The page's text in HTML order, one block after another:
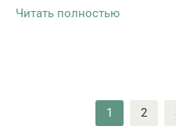
Читать полностью
1 2